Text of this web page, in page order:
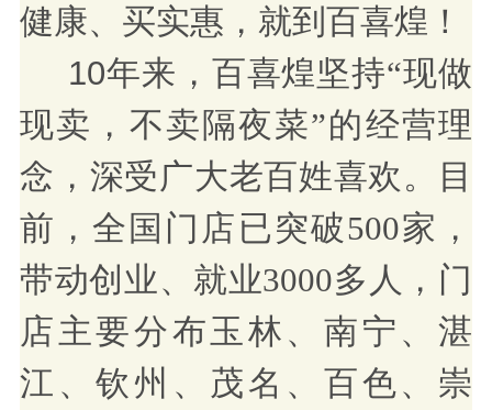
健康、买实惠，就到百喜煌！
10年来， 百喜煌坚持“现做
现卖 ，不卖隔夜菜”的经营理
念 ， 深受广大老百姓喜欢。
目
前，全国门店已突破500家，
带动创业、就业3000多人，门
店主要分布玉林、南宁、湛
江、钦州、茂名、百色、崇